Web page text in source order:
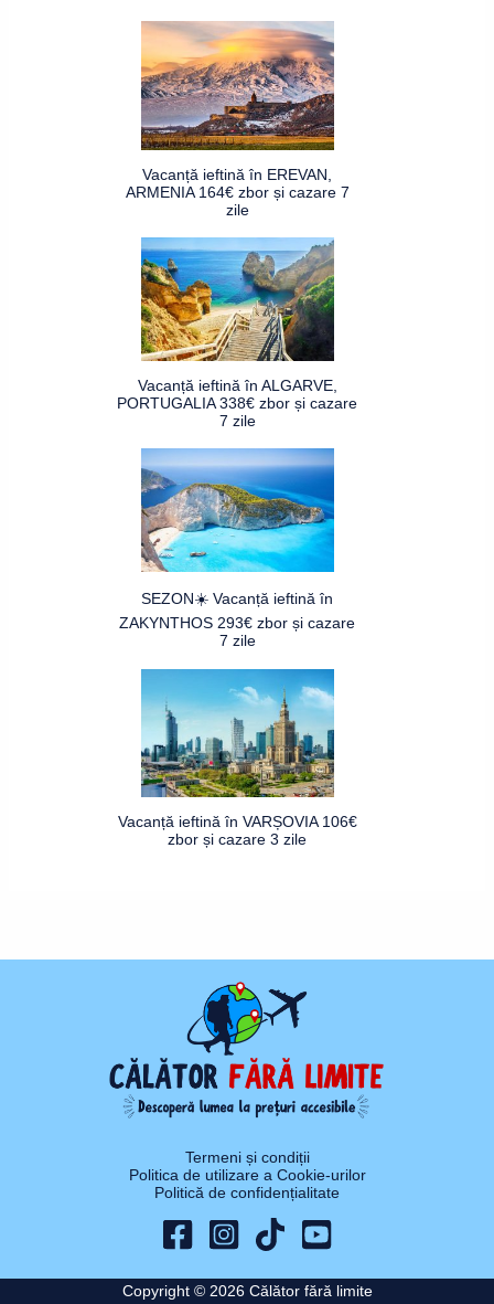
Vacanță ieftină în EREVAN,
ARMENIA 164€ zbor și cazare 7
zile
Vacanță ieftină în ALGARVE,
PORTUGALIA 338€ zbor și cazare
7 zile
SEZON☀️ Vacanță ieftină în
ZAKYNTHOS 293€ zbor și cazare
7 zile
Vacanță ieftină în VARȘOVIA 106€
zbor și cazare 3 zile
Termeni și condiții
Politica de utilizare a Cookie-urilor
Politică de confidențialitate
Copyright © 2026 Călător fără limite